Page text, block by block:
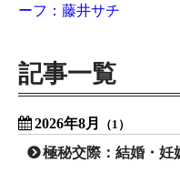
ーフ：藤井サチ
記事一覧
2026年8月 （1）
極秘交際：結婚・妊